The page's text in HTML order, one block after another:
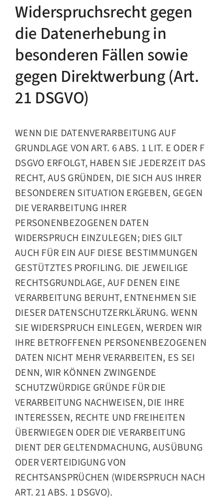
Widerspruchsrecht gegen
die Datenerhebung in
besonderen Fällen sowie
gegen Direktwerbung (Art.
21 DSGVO)
WENN DIE DATENVERARBEITUNG AUF
GRUNDLAGE VON ART. 6 ABS. 1 LIT. E ODER F
DSGVO ERFOLGT, HABEN SIE JEDERZEIT DAS
RECHT, AUS GRÜNDEN, DIE SICH AUS IHRER
BESONDEREN SITUATION ERGEBEN, GEGEN
DIE VERARBEITUNG IHRER
PERSONENBEZOGENEN DATEN
WIDERSPRUCH EINZULEGEN; DIES GILT
AUCH FÜR EIN AUF DIESE BESTIMMUNGEN
GESTÜTZTES PROFILING. DIE JEWEILIGE
RECHTSGRUNDLAGE, AUF DENEN EINE
VERARBEITUNG BERUHT, ENTNEHMEN SIE
DIESER DATENSCHUTZERKLÄRUNG. WENN
SIE WIDERSPRUCH EINLEGEN, WERDEN WIR
IHRE BETROFFENEN PERSONENBEZOGENEN
DATEN NICHT MEHR VERARBEITEN, ES SEI
DENN, WIR KÖNNEN ZWINGENDE
SCHUTZWÜRDIGE GRÜNDE FÜR DIE
VERARBEITUNG NACHWEISEN, DIE IHRE
INTERESSEN, RECHTE UND FREIHEITEN
ÜBERWIEGEN ODER DIE VERARBEITUNG
DIENT DER GELTENDMACHUNG, AUSÜBUNG
ODER VERTEIDIGUNG VON
RECHTSANSPRÜCHEN (WIDERSPRUCH NACH
ART. 21 ABS. 1 DSGVO).